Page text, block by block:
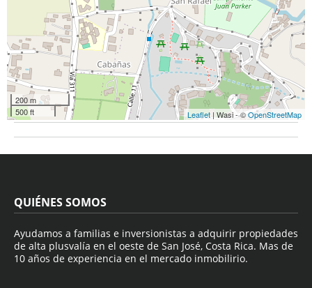
200 m
500 ft
Leaflet | Wasi - ©OpenStreetMap
QUIÉNES SOMOS
Ayudamos a familias e inversionistas a adquirir propiedades
de alta plusvalía en el oeste de San José, Costa Rica. Mas de
10 años de experiencia en el mercado inmobilirio.